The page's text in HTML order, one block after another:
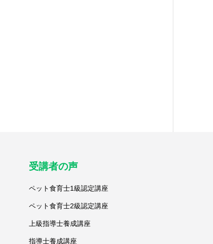
受講者の声
ペット食育士1級認定講座
ペット食育士2級認定講座
上級指導士養成講座
指導士養成講座